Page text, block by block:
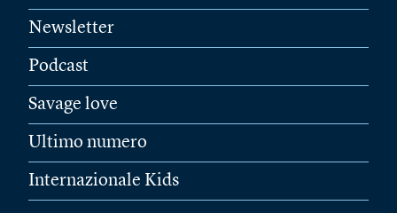
Newsletter
Podcast
Savage love
Ultimo numero
Internazionale Kids